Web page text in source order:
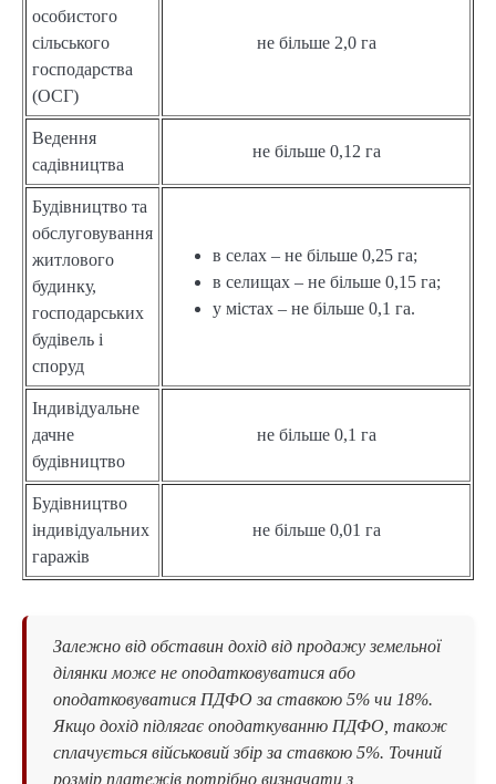
особистого
сільського
господарства
(ОСГ)
не більше 2,0 га
Ведення
садівництва
не більше 0,12 га
Будівництво та
обслуговування
житлового
будинку,
господарських
будівель і
споруд
в селах – не більше 0,25 га;
в селищах – не більше 0,15 га;
у містах – не більше 0,1 га.
Індивідуальне
дачне
будівництво
не більше 0,1 га
Будівництво
індивідуальних
гаражів
не більше 0,01 га
Залежно від обставин дохід від продажу земельної
ділянки може не оподатковуватися або
оподатковуватися ПДФО за ставкою 5% чи 18%.
Якщо дохід підлягає оподаткуванню ПДФО, також
сплачується військовий збір за ставкою 5%. Точний
розмір платежів потрібно визначати з